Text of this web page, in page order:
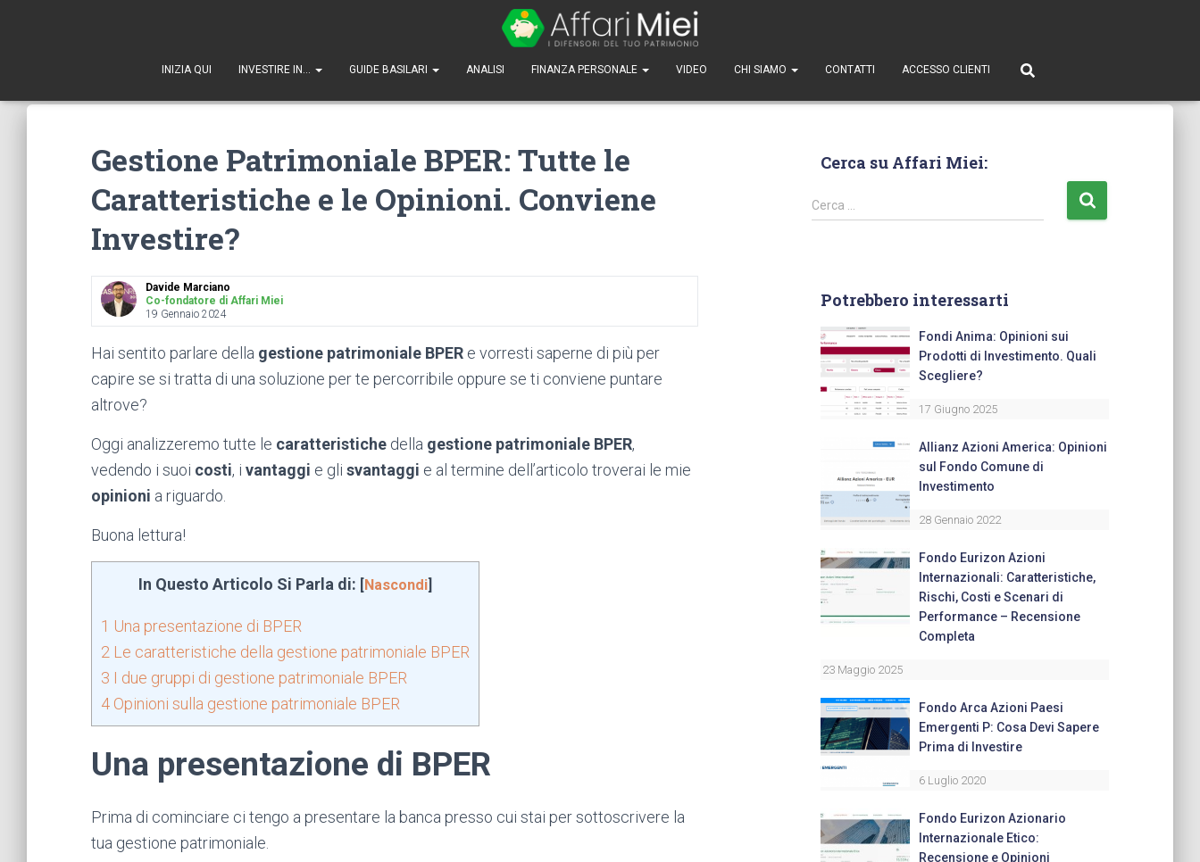
INIZIA QUI INVESTIRE IN… GUIDE BASILARI ANALISI FINANZA PERSONALE VIDEO CHI SIAMO CONTATTI ACCESSO CLIENTI
Gestione Patrimoniale BPER: Tutte le
Caratteristiche e le Opinioni. Conviene
Investire?
Davide Marciano
Co-fondatore di Affari Miei
19 Gennaio 2024
Hai sentito parlare della gestione patrimoniale BPER e vorresti saperne di più per
capire se si tratta di una soluzione per te percorribile oppure se ti conviene puntare
altrove?
Oggi analizzeremo tutte le caratteristiche della gestione patrimoniale BPER,
vedendo i suoi costi, i vantaggi e gli svantaggi e al termine dell’articolo troverai le mie
opinioni a riguardo.
Buona lettura!
In Questo Articolo Si Parla di: [Nascondi]
1 Una presentazione di BPER
2 Le caratteristiche della gestione patrimoniale BPER
3 I due gruppi di gestione patrimoniale BPER
4 Opinioni sulla gestione patrimoniale BPER
Una presentazione di BPER
Prima di cominciare ci tengo a presentare la banca presso cui stai per sottoscrivere la
tua gestione patrimoniale.
Cerca su Affari Miei:
Cerca …
Potrebbero interessarti
Fondi Anima: Opinioni sui
Prodotti di Investimento. Quali
Scegliere?
17 Giugno 2025
Allianz Azioni America: Opinioni
sul Fondo Comune di
Investimento
28 Gennaio 2022
Fondo Eurizon Azioni
Internazionali: Caratteristiche,
Rischi, Costi e Scenari di
Performance – Recensione
Completa
23 Maggio 2025
Fondo Arca Azioni Paesi
Emergenti P: Cosa Devi Sapere
Prima di Investire
6 Luglio 2020
Fondo Eurizon Azionario
Internazionale Etico:
Recensione e Opinioni